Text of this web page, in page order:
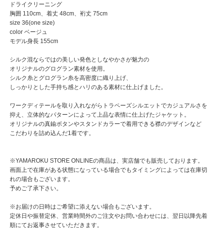
ドライクリーニング
胸囲 110cm、着丈 48cm、裄丈 75cm
size 36(one size)
color ベージュ
モデル身長 155cm
シルク混ならではの美しい発色としなやかさが魅力の
オリジナルのグログラン素材を使用。
シルク糸とグログラン糸を高密度に織り上げ、
しっかりとした手持ち感とハリのある素材に仕上げました。
ワークディテールを取り入れながらトラペーズシルエットでカジュアルさを
抑え、立体的なパターンによって上品な表情に仕上げたジャケット。
オリジナルの真鍮ボタンやスタンドカラーで着用できる襟のデザインなど
こだわりを詰め込んだ1着です。
※YAMAROKU STORE ONLINEの商品は、実店舗でも販売しております。
画面上で在庫がある状態になっている場合でもタイミングによっては在庫切
れの場合もございます。
予めご了承下さい。
※お届けの日時はご希望に添えない場合もございます。
定休日や振替定休、営業時間外のご注文やお問い合わせには、翌日以降先着
順にてお返事させていただきます。